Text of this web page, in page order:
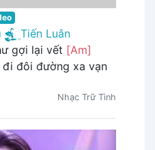
Tiến Luân
gợi lại vết [Am]
đi đôi đường xa vạn
Nhạc Trữ Tình